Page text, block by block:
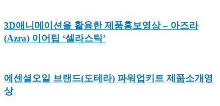
3D애니메이션을 활용한 제품홍보영상 – 아즈라
(Azra) 이어팁 ‘셀라스틱’
에센셜오일 브랜드(도테라) 파워업키트 제품소개영
상